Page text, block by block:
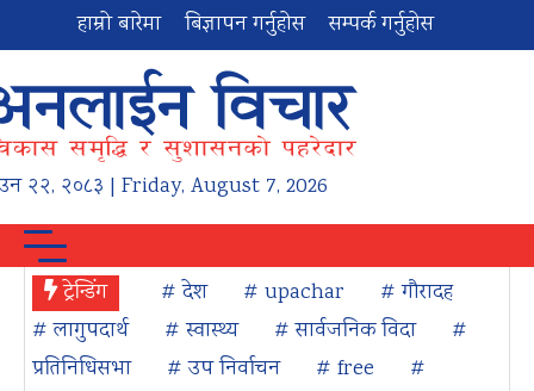
हाम्रो बारेमा बिज्ञापन गर्नुहोस सम्पर्क गर्नुहोस
२२, २०८३ | Friday, August 7, 2026
ट्रेन्डिंग # देश # upachar
# गौरादह
# लागुपदार्थ
# स्वास्थ्य # सार्वजनिक विदा
#
प्रतिनिधिसभा
# उप निर्वाचन # free
#